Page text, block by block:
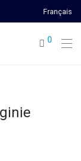
Français
0